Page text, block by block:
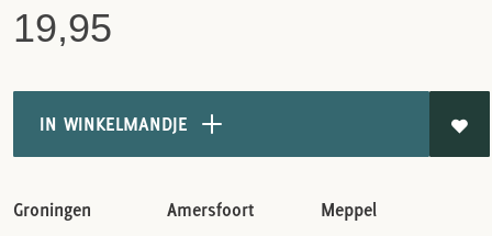
19,95
IN WINKELMANDJE
Groningen Amersfoort Meppel